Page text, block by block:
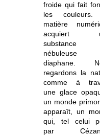
froide qui fait
les couleurs.
matière
acquiert
substance
nébuleuse
diaphane.
regardons la
comme à
une glace
un monde
apparaît, un
qui, tel celui
par